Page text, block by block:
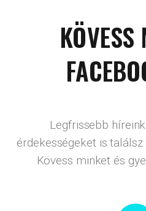
Legfrissebb
érdekességeket is
Kövess minket és